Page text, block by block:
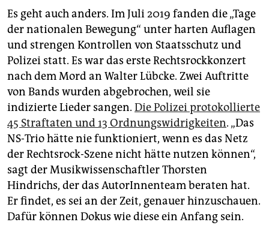
Es geht auch anders. Im Juli 2019 fanden die „Tage
der nationalen Bewegung“ unter harten Auflagen
und strengen Kontrollen von Staatsschutz und
Polizei statt. Es war das erste Rechtsrockkonzert
nach dem Mord an Walter Lübcke. Zwei Auftritte
von Bands wurden abgebrochen, weil sie
indizierte Lieder sangen. Die Polizei protokollierte
45 Straftaten und 13 Ordnungswidrigkeiten. „Das
NS-Trio hätte nie funktioniert, wenn es das Netz
der Rechtsrock-Szene nicht hätte nutzen können“,
sagt der Musikwissenschaftler Thorsten
Hindrichs, der das AutorInnenteam beraten hat.
Er findet, es sei an der Zeit, genauer hinzuschauen.
Dafür können Dokus wie diese ein Anfang sein.